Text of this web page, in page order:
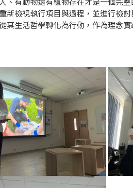
、有動物還有植物存在才是一個完
檢視執行項目與過程，並進行檢
其生活哲學轉化為行動，作為理念